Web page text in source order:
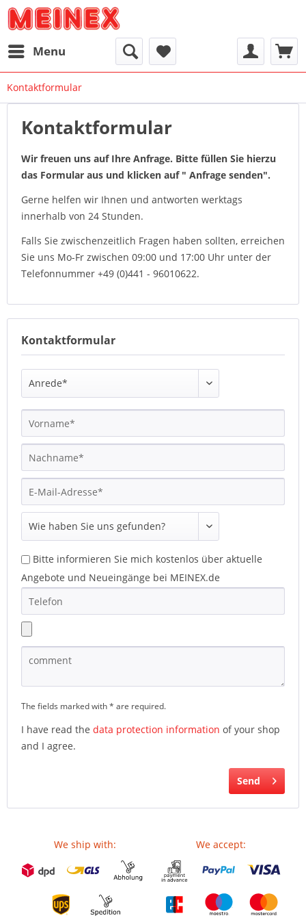
Menu
Kontaktformular
Kontaktformular
Wir freuen uns auf Ihre Anfrage. Bitte füllen Sie hierzu
das Formular aus und klicken auf " Anfrage senden".
Gerne helfen wir Ihnen und antworten werktags
innerhalb von 24 Stunden.
Falls Sie zwischenzeitlich Fragen haben sollten, erreichen
Sie uns Mo-Fr zwischen 09:00 und 17:00 Uhr unter der
Telefonnummer +49 (0)441 - 96010622.
Kontaktformular
Bitte informieren Sie mich kostenlos über aktuelle
Angebote und Neueingänge bei MEINEX.de
The fields marked with * are required.
I have read the data protection information of your shop
and I agree.
Send
We ship with: We accept: